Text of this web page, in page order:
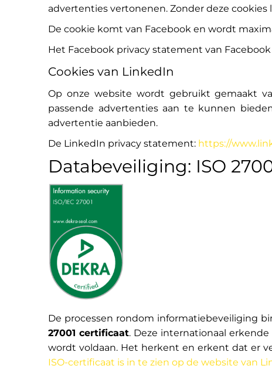
advertenties vertonenen. Zonder deze
De cookie komt van Facebook en wordt
Het Facebook privacy statement van Facebook
Cookies van LinkedIn
Op onze website wordt gebruikt gemaakt
passende advertenties aan te kunnen
advertentie aanbieden.
De LinkedIn privacy statement: https://
Databeveiliging: ISO
De processen rondom informatiebeveiliging
27001 certificaat. Deze internationaal
wordt voldaan. Het herkent en erkent dat er
ISO-certificaat is in te zien op de website van